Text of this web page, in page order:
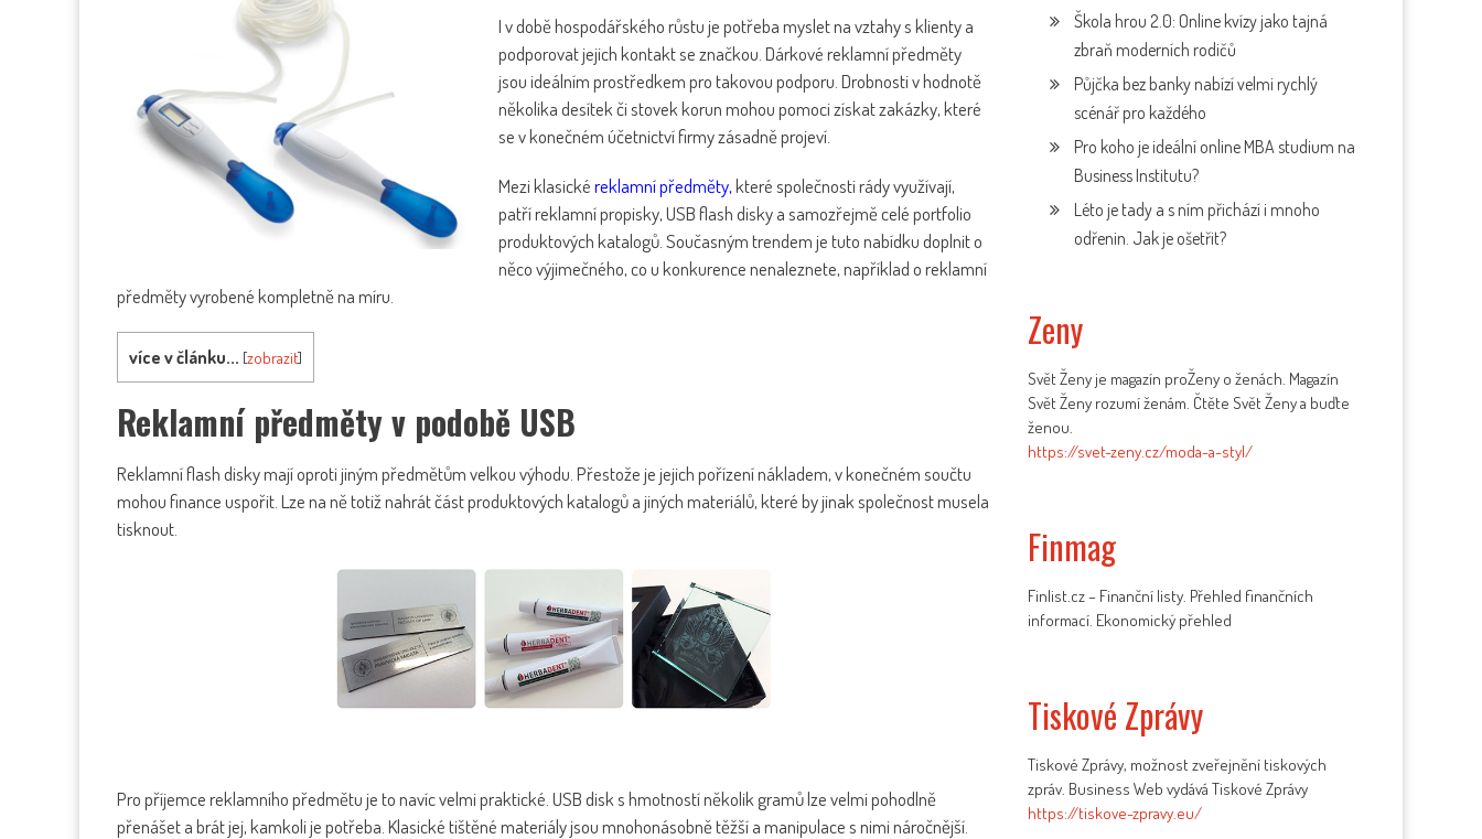
I v době hospodářského růstu je potřeba myslet na vztahy s klienty a
podporovat jejich kontakt se značkou. Dárkové reklamní předměty
jsou ideálním prostředkem pro takovou podporu. Drobnosti v hodnotě
několika desítek či stovek korun mohou pomoci získat zakázky, které
se v konečném účetnictví firmy zásadně projeví.
Mezi klasickéreklamní předměty,které společnosti rády využívají,
patří reklamní propisky, USB flash disky a samozřejmě celé portfolio
produktových katalogů. Současným trendem je tuto nabídku doplnit o
něco výjimečného, co u konkurence nenaleznete, například o reklamní
předměty vyrobené kompletně na míru.
více v článku... [zobrazit]
Reklamní předměty v podobě USB
Reklamní flash disky mají oproti jiným předmětům velkou výhodu. Přestože je jejich pořízení nákladem, v konečném součtu
mohou finance uspořit. Lze na ně totiž nahrát část produktových katalogů a jiných materiálů, které by jinak společnost musela
tisknout.
Pro příjemce reklamního předmětu je to navíc velmi praktické. USB disk s hmotností několik gramů lze velmi pohodlně
přenášet a brát jej, kamkoli je potřeba. Klasické tištěné materiály jsou mnohonásobně těžší a manipulace s nimi náročnější.
Škola hrou 2.0: Online kvízy jako tajná
zbraň moderních rodičů
Půjčka bez banky nabízí velmi rychlý
scénář pro každého
Pro koho je ideální online MBA studium na
Business Institutu?
Léto je tady a s ním přichází i mnoho
odřenin. Jak je ošetřit?
Zeny
Svět Ženy je magazín proŽeny o ženách. Magazín
Svět Ženy rozumí ženám. Čtěte Svět Ženy a buďte
ženou.
https://svet-zeny.cz/moda-a-styl/
Finmag
Finlist.cz – Finanční listy. Přehled finančních
informací. Ekonomický přehled
Tiskové Zprávy
Tiskové Zprávy, možnost zveřejnění tiskových
zpráv. Business Web vydává Tiskové Zprávy
https://tiskove-zpravy.eu/